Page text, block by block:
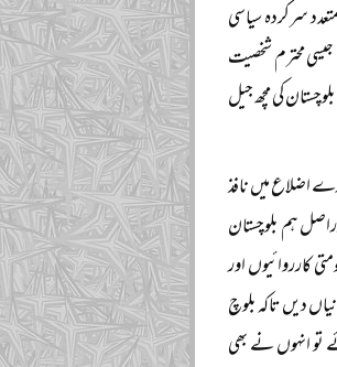
سرکردہ سیاسی
جیسی محترم شخصیت
کی مچھ جیل
یہ اکثر ہمارے اضلاع میں نافذ
مرحوم نے فرمایا کہ دفعہ ۱۴۴ کی خلاف ورزی دراصل ہم بلوچستان
کارروائیوں اور
دیں تاکہ بلوچ
تو انہوں نے بھی